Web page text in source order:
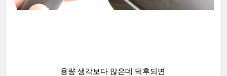
용량 생각보다 많은데 덕후되면